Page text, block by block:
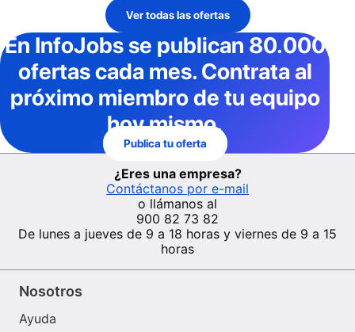
Ver todas las ofertas
En InfoJobsse publican 80.000
ofertas cada mes. Contrata al
próximo miembro de tu equipo
hoy mismo.
Publica tu oferta
¿Eres una empresa?
Contáctanos por e-mail
o llámanos al
900 82 73 82
De lunes a jueves de 9 a 18 horas y viernes de 9 a 15
horas
Nosotros
Ayuda